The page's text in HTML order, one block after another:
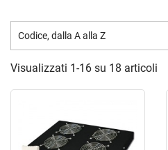
Codice, dalla A alla Z
Visualizzati 1-16 su 18 articoli